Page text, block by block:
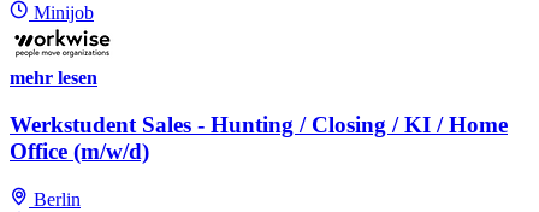
Minijob
mehr lesen
Werkstudent Sales - Hunting / Closing / KI / Home
Office (m/w/d)
Berlin